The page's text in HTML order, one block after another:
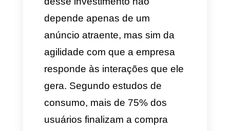
No ambiente do marketing
digital, o investimento em
anúncios por meio de
é o principal motor para